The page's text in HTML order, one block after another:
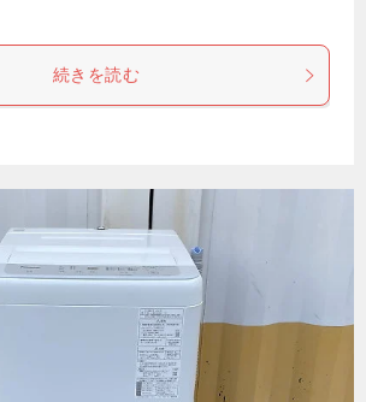
続きを読む